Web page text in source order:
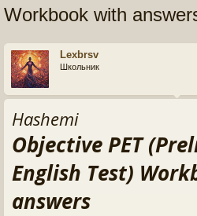
Workbook with
Lexbrsv
Школьник
Hashemi
Objective PET
English Test)
answers